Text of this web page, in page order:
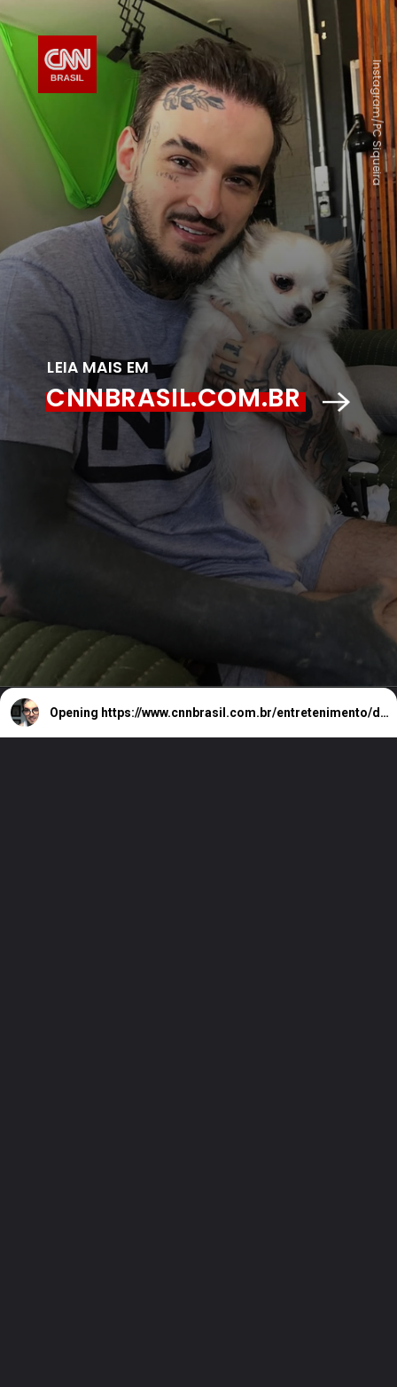
LEIA MAIS EM
CNNBRASIL.COM.BR
Instagram/PC Siqueira
Opening https://www.cnnbrasil.com.br/entretenimento/de-precursor-do-youtube-a-investigado-relembre-quem-foi-pc-siqueira/